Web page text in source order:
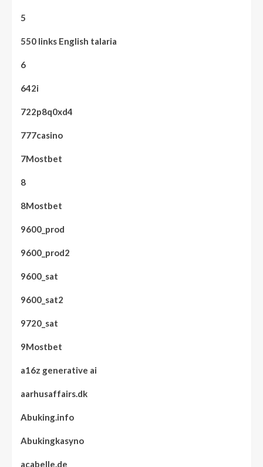
5
550 links English talaria
6
642i
722p8q0xd4
777casino
7Mostbet
8
8Mostbet
9600_prod
9600_prod2
9600_sat
9600_sat2
9720_sat
9Mostbet
a16z generative ai
aarhusaffairs.dk
Abuking.info
Abukingkasyno
acabelle.de